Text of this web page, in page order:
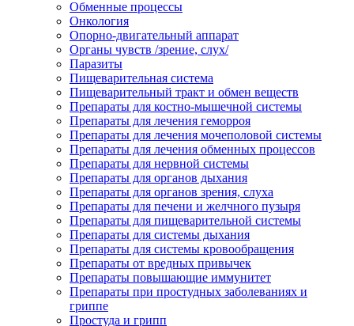
Обменные процессы
Онкология
Опорно-двигательный аппарат
Органы чувств /зрение, слух/
Паразиты
Пищеварительная система
Пищеварительный тракт и обмен веществ
Препараты для костно-мышечной системы
Препараты для лечения геморроя
Препараты для лечения мочеполовой системы
Препараты для лечения обменных процессов
Препараты для нервной системы
Препараты для органов дыхания
Препараты для органов зрения, слуха
Препараты для печени и желчного пузыря
Препараты для пищеварительной системы
Препараты для системы дыхания
Препараты для системы кровообращения
Препараты от вредных привычек
Препараты повышающие иммунитет
Препараты при простудных заболеваниях и
гриппе
Простуда и грипп